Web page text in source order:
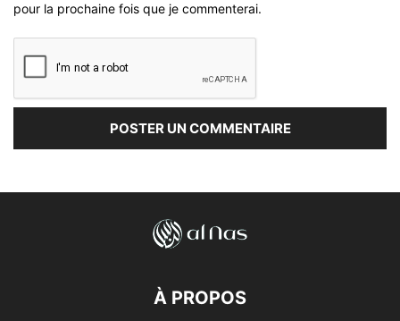
pour la prochaine fois que je commenterai.
À PROPOS